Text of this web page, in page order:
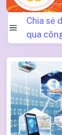
Chia sẻ
qua